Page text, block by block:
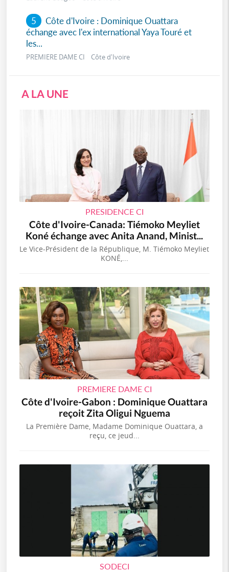
5 Côte d'Ivoire : Dominique Ouattara
échange avec l'ex international Yaya Touré et
les...
PREMIERE DAME CI Côte d'Ivoire
A LA UNE
PRESIDENCE CI
Côte d'Ivoire-Canada: Tiémoko Meyliet
Koné échange avec Anita Anand, Minist...
Le Vice-Président de la République, M. Tiémoko Meyliet
KONÉ,...
PREMIERE DAME CI
Côte d'Ivoire-Gabon : Dominique Ouattara
reçoit Zita Oligui Nguema
La Première Dame, Madame Dominique Ouattara, a
reçu, ce jeud...
SODECI